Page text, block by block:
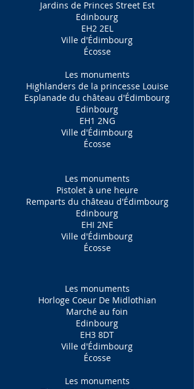
Jardins de Princes Street Est
Edinbourg
EH2 2EL
Ville d'Édimbourg
Écosse
Les monuments
Highlanders de la princesse Louise
Esplanade du château d'Édimbourg
Edinbourg
EH1 2NG
Ville d'Édimbourg
Écosse
Les monuments
Pistolet à une heure
Remparts du château d'Édimbourg
Edinbourg
EHI 2NE
Ville d'Édimbourg
Écosse
Les monuments
Horloge Coeur De Midlothian
Marché au foin
Edinbourg
EH3 8DT
Ville d'Édimbourg
Écosse
Les monuments